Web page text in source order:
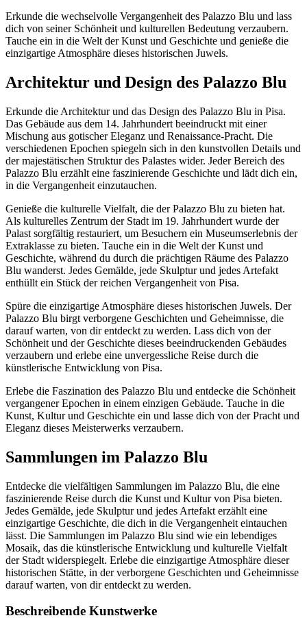
Erkunde die wechselvolle Vergangenheit des Palazzo Blu und lass
dich von seiner Schönheit und kulturellen Bedeutung verzaubern.
Tauche ein in die Welt der Kunst und Geschichte und genieße die
einzigartige Atmosphäre dieses historischen Juwels.
Architektur und Design des Palazzo Blu
Erkunde die Architektur und das Design des Palazzo Blu in Pisa.
Das Gebäude aus dem 14. Jahrhundert beeindruckt mit einer
Mischung aus gotischer Eleganz und Renaissance-Pracht. Die
verschiedenen Epochen spiegeln sich in den kunstvollen Details und
der majestätischen Struktur des Palastes wider. Jeder Bereich des
Palazzo Blu erzählt eine faszinierende Geschichte und lädt dich ein,
in die Vergangenheit einzutauchen.
Genieße die kulturelle Vielfalt, die der Palazzo Blu zu bieten hat.
Als kulturelles Zentrum der Stadt im 19. Jahrhundert wurde der
Palast sorgfältig restauriert, um Besuchern ein Museumserlebnis der
Extraklasse zu bieten. Tauche ein in die Welt der Kunst und
Geschichte, während du durch die prächtigen Räume des Palazzo
Blu wanderst. Jedes Gemälde, jede Skulptur und jedes Artefakt
enthüllt ein Stück der reichen Vergangenheit von Pisa.
Spüre die einzigartige Atmosphäre dieses historischen Juwels. Der
Palazzo Blu birgt verborgene Geschichten und Geheimnisse, die
darauf warten, von dir entdeckt zu werden. Lass dich von der
Schönheit und der Geschichte dieses beeindruckenden Gebäudes
verzaubern und erlebe eine unvergessliche Reise durch die
künstlerische Entwicklung von Pisa.
Erlebe die Faszination des Palazzo Blu und entdecke die Schönheit
vergangener Epochen in einem einzigen Gebäude. Tauche in die
Kunst, Kultur und Geschichte ein und lasse dich von der Pracht und
Eleganz dieses Meisterwerks verzaubern.
Sammlungen im Palazzo Blu
Entdecke die vielfältigen Sammlungen im Palazzo Blu, die eine
faszinierende Reise durch die Kunst und Kultur von Pisa bieten.
Jedes Gemälde, jede Skulptur und jedes Artefakt erzählt eine
einzigartige Geschichte, die dich in die Vergangenheit eintauchen
lässt. Die Sammlungen im Palazzo Blu sind wie ein lebendiges
Mosaik, das die künstlerische Entwicklung und kulturelle Vielfalt
der Stadt widerspiegelt. Erlebe die einzigartige Atmosphäre dieser
historischen Stätte, in der verborgene Geschichten und Geheimnisse
darauf warten, von dir entdeckt zu werden.
Beschreibende Kunstwerke